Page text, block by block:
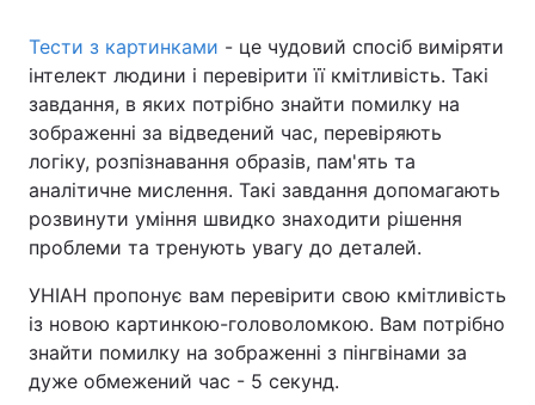
Тести з картинками - це чудовий спосіб виміряти
інтелект людини і перевірити її кмітливість. Такі
завдання, в яких потрібно знайти помилку на
зображенні за відведений час, перевіряють
логіку, розпізнавання образів, пам'ять та
аналітичне мислення. Такі завдання допомагають
розвинути уміння швидко знаходити рішення
проблеми та тренують увагу до деталей.
УНІАН пропонує вам перевірити свою кмітливість
із новою картинкою-головоломкою. Вам потрібно
знайти помилку на зображенні з пінгвінами за
дуже обмежений час - 5 секунд.